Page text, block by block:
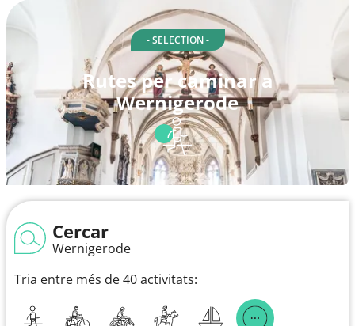
- SELECTION -
Rutes per caminar a
Wernigerode
Cercar
Wernigerode
Tria entre més de 40 activitats: